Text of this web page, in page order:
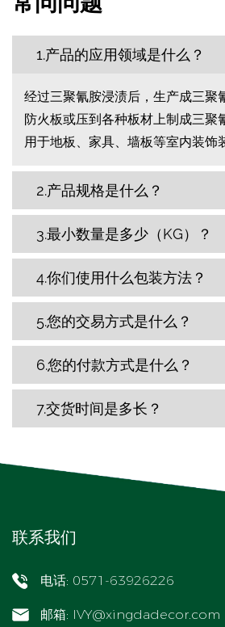
1.产品的应用领域是什么？
经过三聚氰胺浸渍后，生产成三聚
防火板或压到各种板材上制成三聚
用于地板、家具、墙板等室内装饰
2.产品规格是什么？
3.最小数量是多少（KG）？
4.你们使用什么包装方法？
5.您的交易方式是什么？
6.您的付款方式是什么？
7.交货时间是多长？
联系我们
电话: 0571-63926226
邮箱: IVY@xingdadecor.com